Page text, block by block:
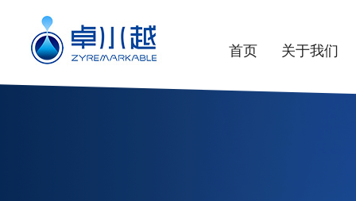
首页 关于我们